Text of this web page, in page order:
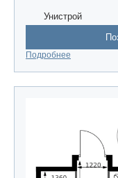
Унистрой
Подробнее